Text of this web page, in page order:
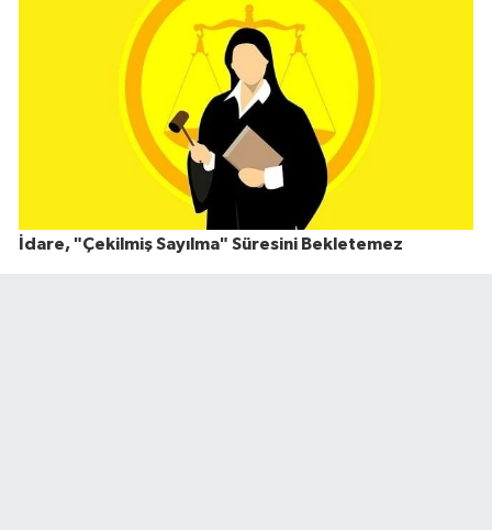
İdare, "Çekilmiş Sayılma" Süresini Bekletemez